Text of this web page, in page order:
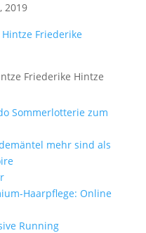
2019
Friederike Hintze
Sommerlotterie zum
mehr sind als
Haarpflege: Online
Running